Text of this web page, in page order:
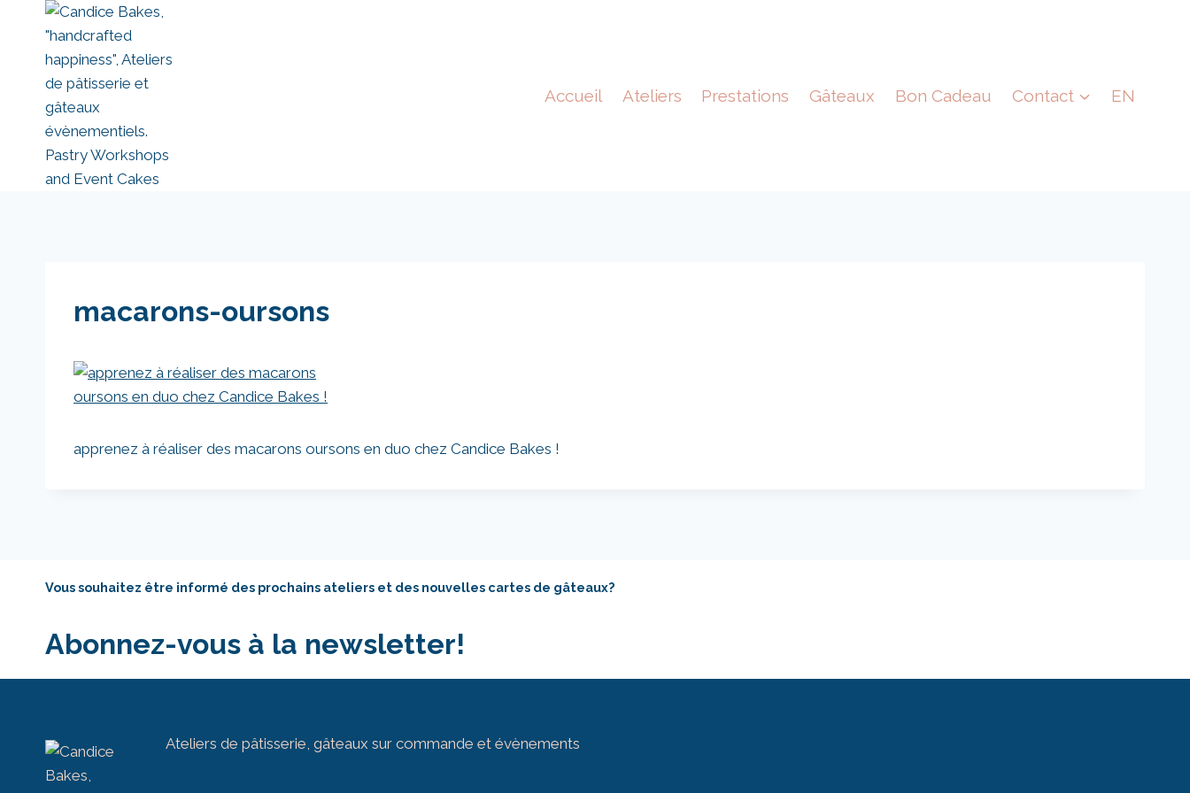
contenu
Accueil Ateliers Prestations Gâteaux Bon Cadeau Contact EN
macarons-oursons
apprenez à réaliser des macarons oursons en duo chez Candice Bakes !
Vous souhaitez être informé des prochains ateliers et des nouvelles cartes de gâteaux?
Abonnez-vous à la newsletter!
Ateliers de pâtisserie, gâteaux sur commande et évènements